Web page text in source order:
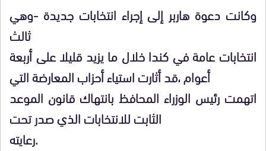
وكانت دعوة هاربر إلى إجراء انتخابات جديدة -وهي
ثالث
انتخابات عامة في كندا خلال ما يزيد قليلا على أربعة
أعوام ،قد أثارت استياء أحزاب المعارضة التي
اتهمت رئيس الوزراء المحافظ بانتهاك قانون الموعد
الثابت للانتخابات الذي صدر تحت
رعايته.